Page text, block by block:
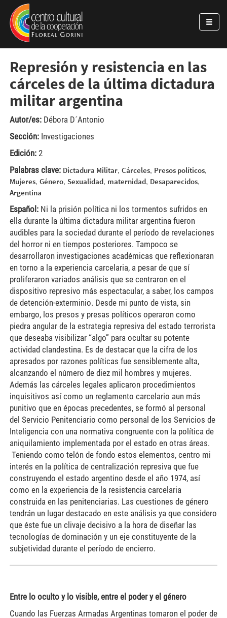
Pasar al contenido principal
Jump to main content
Represión y resistencia en las
cárceles de la última dictadura
militar argentina
Autor/es: Débora D´Antonio
Sección: Investigaciones
Edición: 2
Palabras clave: Dictadura Militar, Cárceles, Presos políticos,
Mujeres, Género, Sexualidad, maternidad, Desaparecidos,
Argentina
Español: Ni la prisión política ni los tormentos sufridos en
ella durante la última dictadura militar argentina fueron
audibles para la sociedad durante el período de revelaciones
del horror ni en tiempos posteriores. Tampoco se
desarrollaron investigaciones académicas que reflexionaran
en torno a la experiencia carcelaria, a pesar de que sí
proliferaron variados análisis que se centraron en el
dispositivo represivo más espectacular, a saber, los campos
de detención-exterminio. Desde mi punto de vista, sin
embargo, los presos y presas políticos operaron como
piedra angular de la estrategia represiva del estado terrorista
que deseaba visibilizar “algo” para ocultar su potente
actividad clandestina. Es de destacar que la cifra de los
apresados por razones políticas fue sensiblemente alta,
alcanzando el número de diez mil hombres y mujeres.
Además las cárceles legales aplicaron procedimientos
inquisitivos así como un reglamento carcelario aun más
punitivo que en épocas precedentes, se formó al personal
del Servicio Penitenciario como personal de los Servicios de
Inteligencia con una normativa congruente con la política de
aniquilamiento implementada por el estado en otras áreas.
Teniendo como telón de fondo estos elementos, centro mi
interés en la política de centralización represiva que fue
construyendo el estado argentino desde el año 1974, así
como en la experiencia de la resistencia carcelaria
construida en las penitenciarias. Las cuestiones de género
tendrán un lugar destacado en este análisis ya que considero
que éste fue un clivaje decisivo a la hora de diseñar las
tecnologías de dominación y un eje constituyente de la
subjetividad durante el período de encierro.
Entre lo oculto y lo visible, entre el poder y el género
Cuando las Fuerzas Armadas Argentinas tomaron el poder de